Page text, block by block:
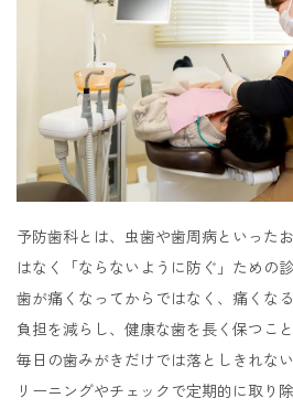
予防歯科とは、虫歯や歯周病といった
はなく「ならないように防ぐ」ための診
歯が痛くなってからではなく、痛くな
負担を減らし、健康な歯を長く保つこと
毎日の歯みがきだけでは落としきれな
リーニングやチェックで定期的に取り